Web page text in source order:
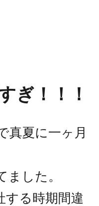
ぎ！！！
真夏に一ヶ月
した。
する時期間違